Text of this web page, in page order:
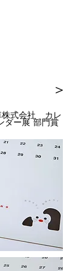
＞
株式会社 カレ
ダー展 部門賞